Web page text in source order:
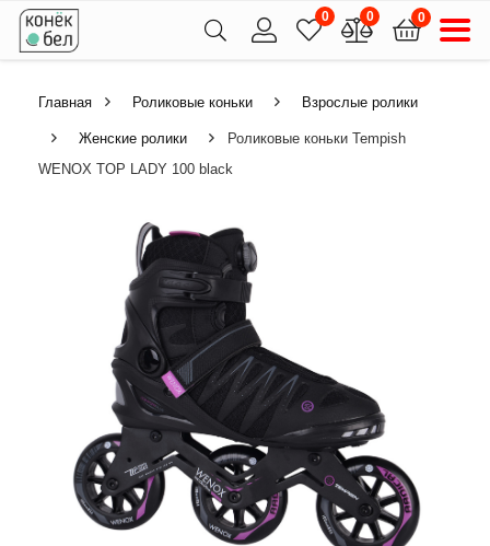
0 0 0
Главная Роликовые коньки Взрослые ролики
Женские ролики
Роликовые коньки Tempish
WENOX TOP LADY 100 black